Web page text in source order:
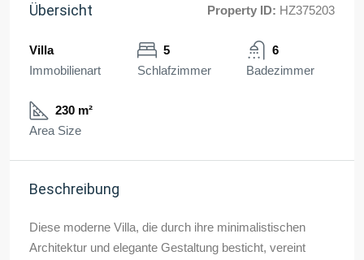
Übersicht Property ID: HZ375203
Villa
Immobilienart
5
Schlafzimmer
6
Badezimmer
230 m²
Area Size
Beschreibung
Diese moderne Villa, die durch ihre minimalistischen
Architektur und elegante Gestaltung besticht, vereint